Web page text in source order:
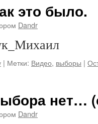
это было.
Dandr
| Метки: Видео, выборы |
нет…
Dandr